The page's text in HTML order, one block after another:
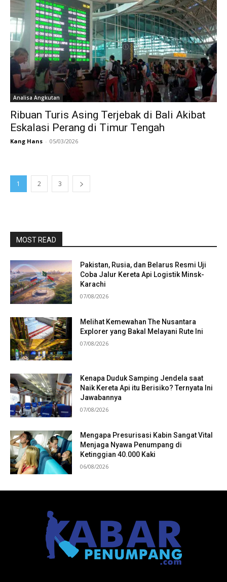
Analisa Angkutan
Ribuan Turis Asing Terjebak di Bali Akibat
Eskalasi Perang di Timur Tengah
Kang Hans - 05/03/2026
1 2 3
MOST READ
Pakistan, Rusia, dan Belarus Resmi Uji
Coba Jalur Kereta Api Logistik Minsk-
Karachi
07/08/2026
Melihat Kemewahan The Nusantara
Explorer yang Bakal Melayani Rute Ini
07/08/2026
Kenapa Duduk Samping Jendela saat
Naik Kereta Api itu Berisiko? Ternyata Ini
Jawabannya
07/08/2026
Mengapa Presurisasi Kabin Sangat Vital
Menjaga Nyawa Penumpang di
Ketinggian 40.000 Kaki
06/08/2026